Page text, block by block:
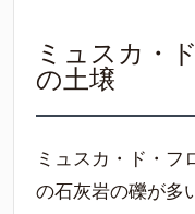
ミュスカ・
の土壌
ミュスカ・ド・フ
の石灰岩の礫が多